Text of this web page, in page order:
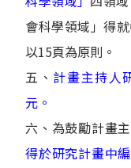
會科學領域」得
以15頁為原則。
五、 計畫主持人
元。
六、為鼓勵計畫
得於研究計畫中